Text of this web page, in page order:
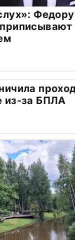
Федору
из-за БПЛА